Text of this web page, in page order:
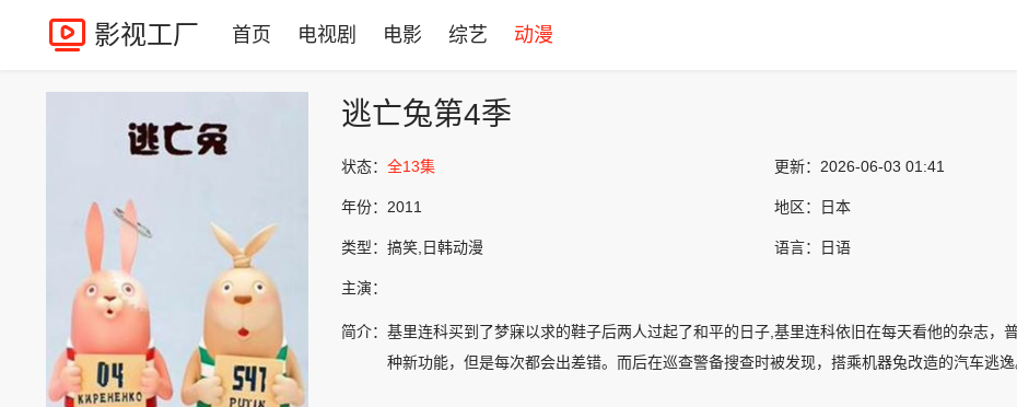
影视工厂 首页 电视剧 电影 综艺 动漫
逃亡兔第4季
状态： 全13集 更新： 2026-06-03 01:41
年份： 2011 地区： 日本
类型： 搞笑,日韩动漫 语言： 日语
主演：
简介： 基里连科买到了梦寐以求的鞋子后两人过起了和平的日子,基里连科依旧在每天看他的杂志，
种新功能，但是每次都会出差错。而后在巡查警备搜查时被发现，搭乘机器兔改造的汽车逃逸